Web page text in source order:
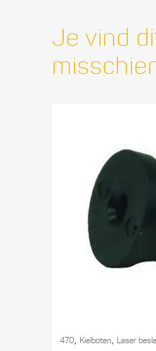
Je vind
470, Kielboten, Laser